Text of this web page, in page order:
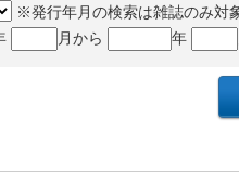
※発行年月の検索は雑誌のみ対
月から 年